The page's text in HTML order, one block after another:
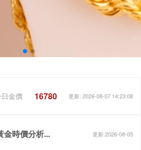
金價 16780 更新: 2026-08-07 14:23:08
金時價分析... 更新:2026-08-05